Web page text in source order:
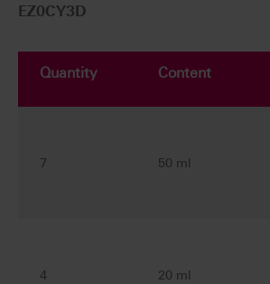
EZ0CY3D
Quantity Content
7 50 ml
4 20 ml